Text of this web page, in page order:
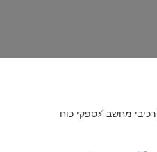
רכיבי מחשב ⚡ספקי כוח